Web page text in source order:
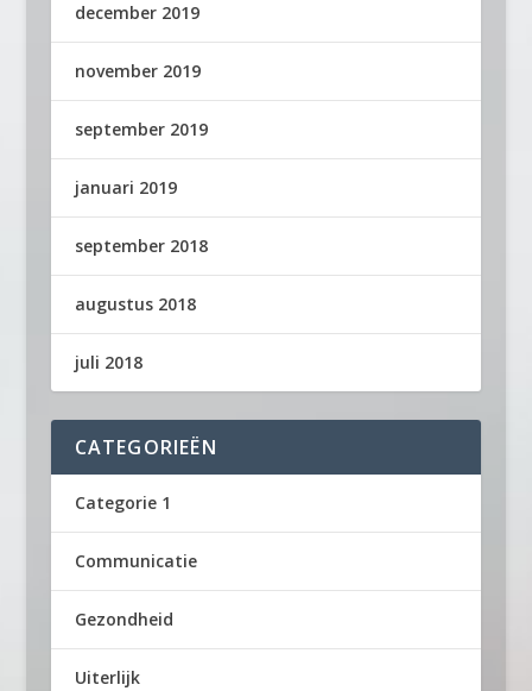
december 2019
november 2019
september 2019
januari 2019
september 2018
augustus 2018
juli 2018
CATEGORIEËN
Categorie 1
Communicatie
Gezondheid
Uiterlijk